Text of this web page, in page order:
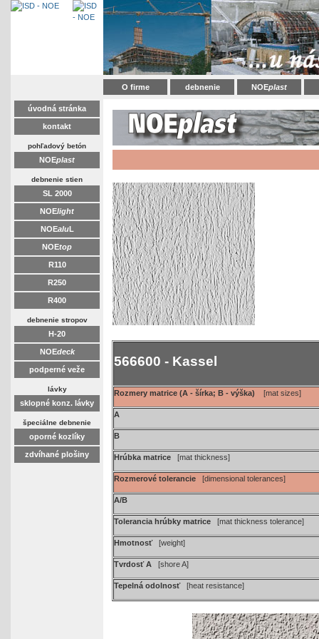
O firme debnenie NOEplast
úvodná stránka
kontakt
pohľadový betón
NOEplast
debnenie stien
SL 2000
NOElight
NOEaluL
NOEtop
R110
R250
R400
debnenie stropov
H-20
NOEdeck
podperné veže
lávky
sklopné konz. lávky
špeciálne debnenie
oporné kozlíky
zdvíhané plošiny
566600 - Kassel
Rozmery matrice (A - šírka; B - výška) [mat sizes]
A
B
Hrúbka matrice [mat thickness]
Rozmerové tolerancie [dimensional tolerances]
A/B
Tolerancia hrúbky matrice [mat thickness tolerance]
Hmotnosť[weight]
Tvrdosť A [shore A]
Tepelná odolnosť [heat resistance]